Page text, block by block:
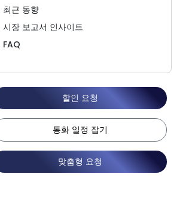
최근 동향
시장 보고서 인사이트
FAQ
할인 요청
통화 일정 잡기
맞춤형 요청